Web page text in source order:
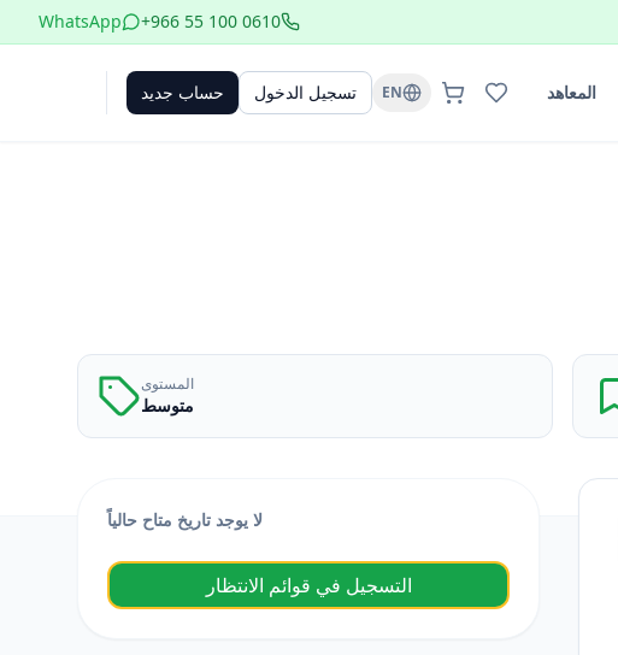
+966 55 100 0610
WhatsApp
المعاهد EN تسجيل الدخول حساب جديد
المستوى
متوسط
لا يوجد تاريخ متاح حالياً
التسجيل في قوائم الانتظار